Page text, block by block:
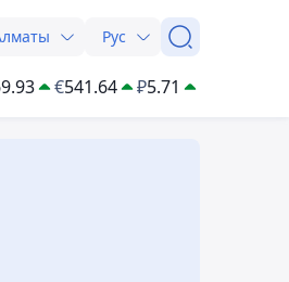
Рус
€541.64 ₽5.71